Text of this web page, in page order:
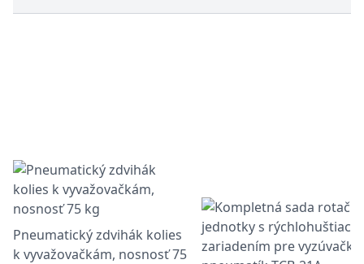
Pneumatický zdvihák kolies
k vyvažovačkám, nosnosť 75